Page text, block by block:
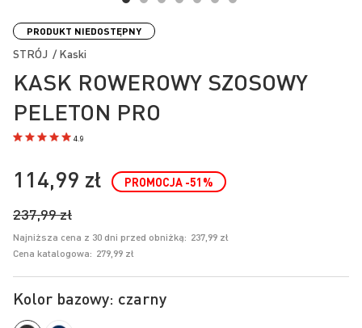
na
początek
galerii
KASK ROWEROWY SZOSOWY
PELETON PRO
4.9
PRODUKT NIEDOSTĘPNY
STRÓJ / Kaski
Kolor bazowy: czarny
114,99 zł
237,99 zł
PROMOCJA -51 %
Najniższa cena z 30 dni przed obniżką: 237,99 zł
Cena katalogowa: 279,99 zł